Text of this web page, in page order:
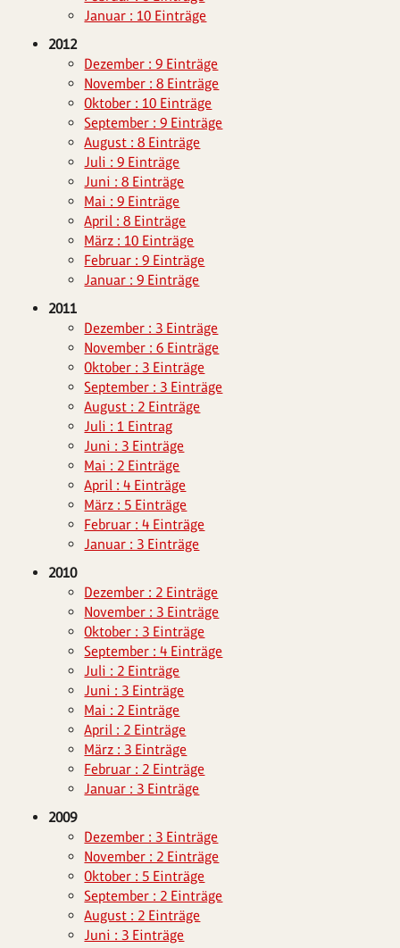
Januar : 10 Einträge
2012
Dezember : 9 Einträge
November : 8 Einträge
Oktober : 10 Einträge
September : 9 Einträge
August : 8 Einträge
Juli : 9 Einträge
Juni : 8 Einträge
Mai : 9 Einträge
April : 8 Einträge
März : 10 Einträge
Februar : 9 Einträge
Januar : 9 Einträge
2011
Dezember : 3 Einträge
November : 6 Einträge
Oktober : 3 Einträge
September : 3 Einträge
August : 2 Einträge
Juli : 1 Eintrag
Juni : 3 Einträge
Mai : 2 Einträge
April : 4 Einträge
März : 5 Einträge
Februar : 4 Einträge
Januar : 3 Einträge
2010
Dezember : 2 Einträge
November : 3 Einträge
Oktober : 3 Einträge
September : 4 Einträge
Juli : 2 Einträge
Juni : 3 Einträge
Mai : 2 Einträge
April : 2 Einträge
März : 3 Einträge
Februar : 2 Einträge
Januar : 3 Einträge
2009
Dezember : 3 Einträge
November : 2 Einträge
Oktober : 5 Einträge
September : 2 Einträge
August : 2 Einträge
Juni : 3 Einträge